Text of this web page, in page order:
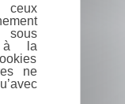
à la
ne